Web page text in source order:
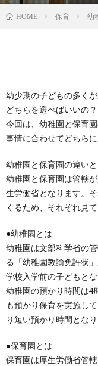
HOME 保育 幼
幼少期の子どもの多く
どちらを選べばいいの
今回は、幼稚園と保育
事情に合わせてどちら
幼稚園と保育園の違いと
幼稚園と保育園は管轄
生労働省となります。
くるため、それぞれ見て
●幼稚園とは
幼稚園は文部科学省の
る「幼稚園教諭免許状
学校入学前の子どもとな
幼稚園の預かり時間は4
も預かり保育を実施し
り短い預かり時間となり
●保育園とは
保育園は厚生労働省管